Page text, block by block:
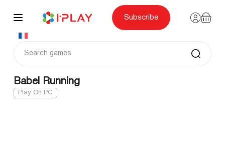
content
Subscribe
Babel Running
Play On PC